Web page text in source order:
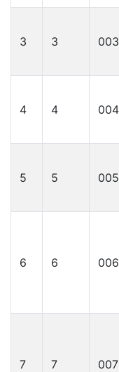
3 3
4 4
5 5
6 6
7 7